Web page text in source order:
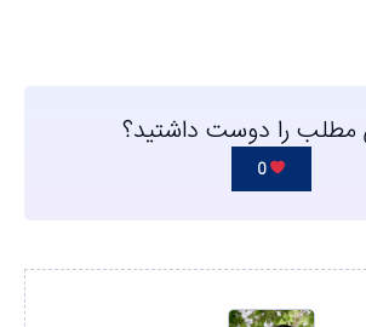
مطلب را دوست داشتید؟
0